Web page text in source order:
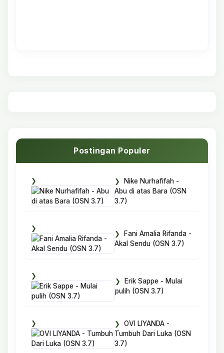
Postingan Populer
Nike Nurhafifah -
Abu di atas Bara (OSN
3.7)
Fani Amalia Rifanda -
Akal Sendu (OSN 3.7)
Erik Sappe - Mulai
pulih (OSN 3.7)
OVI LIYANDA -
Tumbuh Dari Luka (OSN
3.7)